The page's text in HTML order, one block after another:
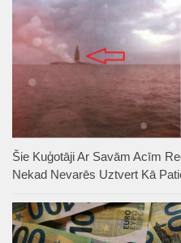
Šie Kuģotāji Ar Savām Acīm
Nekad Nevarēs Uztvert Kā